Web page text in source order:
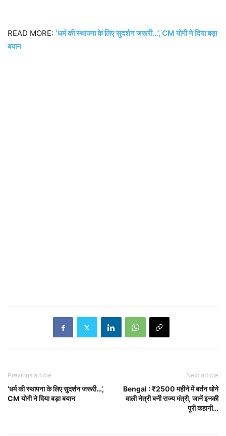
READ MORE: ‘धर्म की स्थापना के लिए सुदर्शन जरूरी…’, CM योगी ने दिया बड़ा
बयान
Previous article
‘धर्म की स्थापना के लिए सुदर्शन जरूरी…’,
CM योगी ने दिया बड़ा बयान
Next article
Bengal : ₹2500 महीने में बर्तन धोने
वाली नेत्री बनी राज्य मंत्री, जानें इनकी
पूरी कहानी…